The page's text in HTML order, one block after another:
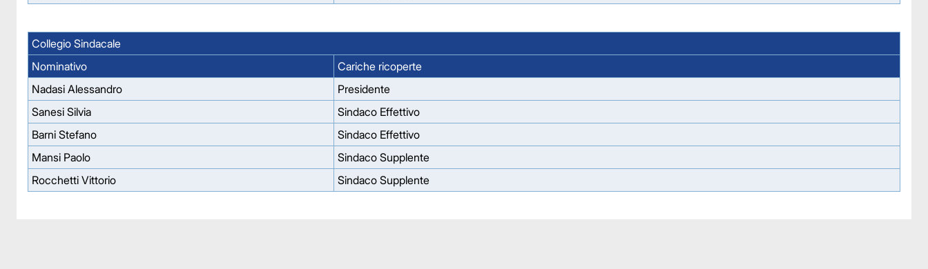
Collegio Sindacale
Nominativo
Cariche ricoperte
Nadasi Alessandro
Presidente
Sanesi Silvia
Sindaco Effettivo
Barni Stefano
Sindaco Effettivo
Mansi Paolo
Sindaco Supplente
Rocchetti Vittorio
Sindaco Supplente